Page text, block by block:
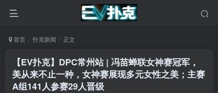
首页 扑克新闻 正文
【EV扑克】DPC常州站 | 冯苗蝉联女神赛冠军，
美从来不止一种，女神赛展现多元女性之美；主赛
A组141人参赛29人晋级